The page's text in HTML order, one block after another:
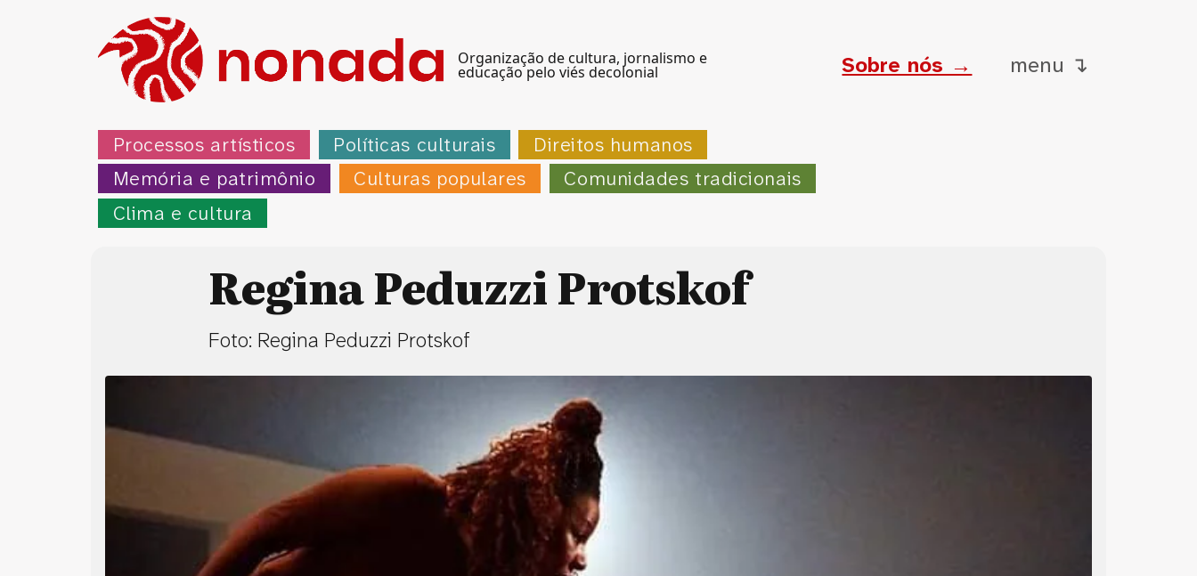
Organização de cultura, jornalismo e
educação pelo viés decolonial Sobre nós → menu ↴
Processos artísticos Políticas culturais
Direitos humanos
Memória e patrimônio
Culturas populares
Comunidades tradicionais
Clima e cultura
Regina Peduzzi Protskof
Foto: Regina Peduzzi Protskof